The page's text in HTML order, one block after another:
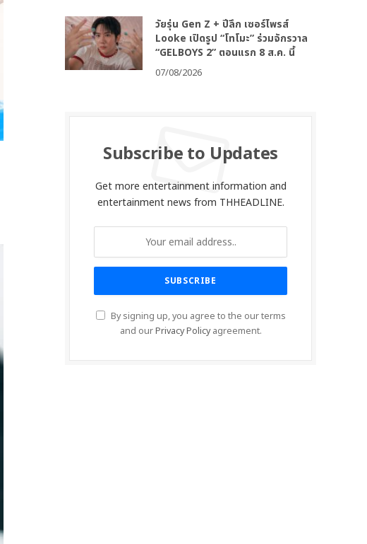
วัยรุ่น Gen Z + ปีลึก เซอร์ไพรส์
Looke เปิดรูป “โทโมะ” ร่วมจักรวาล
“GELBOYS 2” ตอนแรก 8 ส.ค. นี้
07/08/2026
Subscribe to Updates
Get more entertainment information and
entertainment news from THHEADLINE.
By signing up, you agree to the our terms
and ourPrivacy Policyagreement.